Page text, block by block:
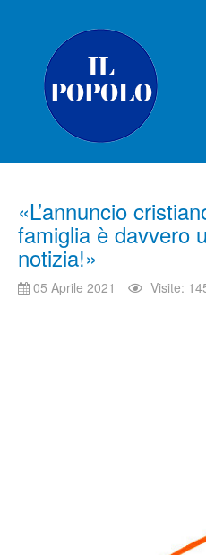
«L’annuncio
famiglia è davvero
notizia!»
05 Aprile 2021 Visite: